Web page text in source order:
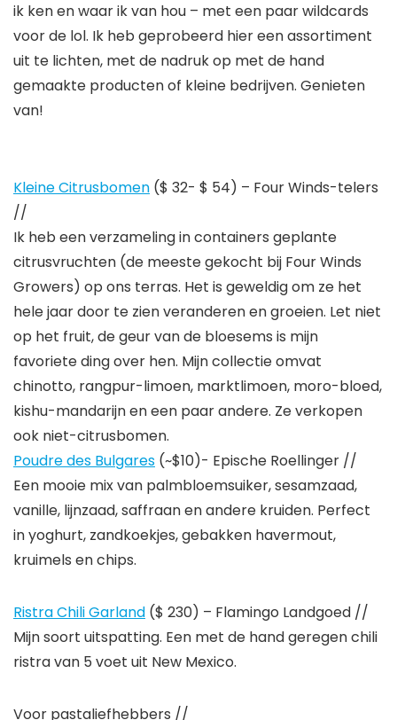
ik ken en waar ik van hou – met een paar wildcards
voor de lol. Ik heb geprobeerd hier een assortiment
uit te lichten, met de nadruk op met de hand
gemaakte producten of kleine bedrijven. Genieten
van!
Kleine Citrusbomen ($ 32- $ 54) – Four Winds-telers
//
Ik heb een verzameling in containers geplante
citrusvruchten (de meeste gekocht bij Four Winds
Growers) op ons terras. Het is geweldig om ze het
hele jaar door te zien veranderen en groeien. Let niet
op het fruit, de geur van de bloesems is mijn
favoriete ding over hen. Mijn collectie omvat
chinotto, rangpur-limoen, marktlimoen, moro-bloed,
kishu-mandarijn en een paar andere. Ze verkopen
ook niet-citrusbomen.
Poudre des Bulgares (~$10)- Epische Roellinger //
Een mooie mix van palmbloemsuiker, sesamzaad,
vanille, lijnzaad, saffraan en andere kruiden. Perfect
in yoghurt, zandkoekjes, gebakken havermout,
kruimels en chips.
Ristra Chili Garland ($ 230) – Flamingo Landgoed //
Mijn soort uitspatting. Een met de hand geregen chili
ristra van 5 voet uit New Mexico.
Voor pastaliefhebbers //